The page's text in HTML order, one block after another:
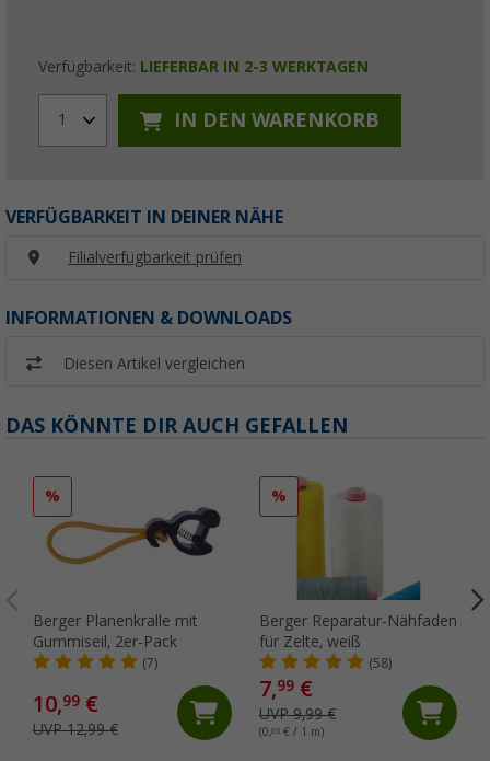
Verfügbarkeit: LIEFERBAR IN 2-3 WERKTAGEN
1 IN DEN WARENKORB
VERFÜGBARKEIT IN DEINER NÄHE
Filialverfügbarkeit prüfen
INFORMATIONEN & DOWNLOADS
Diesen Artikel vergleichen
DAS KÖNNTE DIR AUCH GEFALLEN
%
Berger Planenkralle mit
Gummiseil, 2er-Pack
(7)
10,99 €
UVP 12,99 €
%
Berger Reparatur-Nähfaden
für Zelte, weiß
(58)
7,99€
UVP 9,99 €
(0,03€ / 1 m)